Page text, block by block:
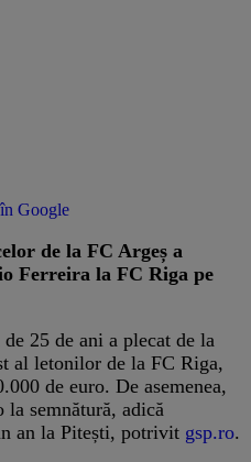
Google
de la FC Argeș a
Ferreira la FC Riga pe
25 de ani a plecat de la
al letonilor de la FC Riga,
de euro. De asemenea,
la semnătură, adică
an la Pitești, potrivit gsp.ro.